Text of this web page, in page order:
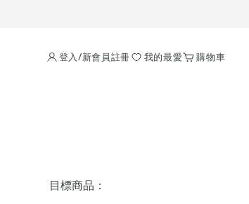
登入/新會員註冊 我的最愛 購物車
目標商品：